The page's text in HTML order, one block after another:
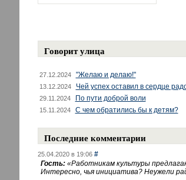
Говорит улица
27.12.2024 "Желаю и делаю!"
13.12.2024 Чей успех оставил в сердце
29.11.2024 По пути доброй воли
15.11.2024 С чем обратились бы к детям?
Последние комментарии
25.04.2020 в 19:06 #
Гость: «Работникам культуры
Интересно, чья инициатива? Неужели